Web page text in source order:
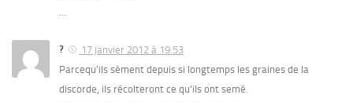
…
?
17 janvier 2012 à 19:53
Parcequ’ils sèment depuis si longtemps les graines de la
discorde, ils récolteront ce qu’ils ont semé.